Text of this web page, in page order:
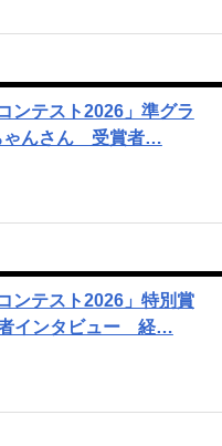
ンテスト2026」準グラ
ゃんさん 受賞者…
ンテスト2026」特別賞
インタビュー 経…